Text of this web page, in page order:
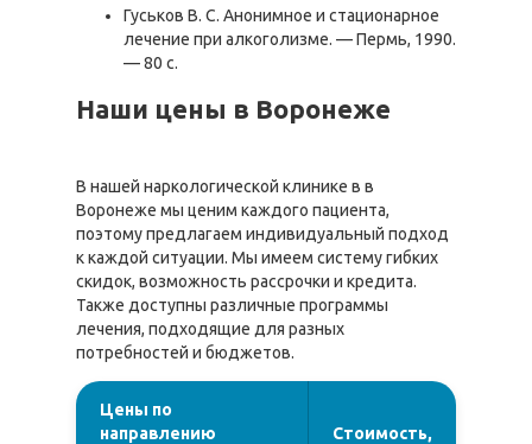
Гуськов B. C. Анонимное и стационарное
лечение при алкоголизме. — Пермь, 1990.
— 80 с.
Наши цены в Воронеже
В нашей наркологической клинике в в
Воронеже мы ценим каждого пациента,
поэтому предлагаем индивидуальный подход
к каждой ситуации. Мы имеем систему гибких
скидок, возможность рассрочки и кредита.
Также доступны различные программы
лечения, подходящие для разных
потребностей и бюджетов.
Цены по
направлению
Стоимость,